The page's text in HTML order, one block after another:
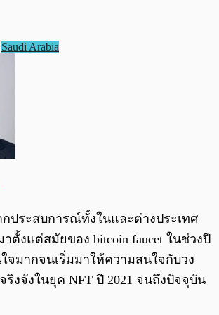
Saudi Arabia
ประสบการณ์ทั้งในและต่างประเทศ
าตั้งแต่สมัยของ bitcoin faucet ในช่วงปี
จมากจนเริ่มมาให้ความสนใจกับวง
ริงจังในยุค NFT ปี 2021 จนถึงปัจจุบัน